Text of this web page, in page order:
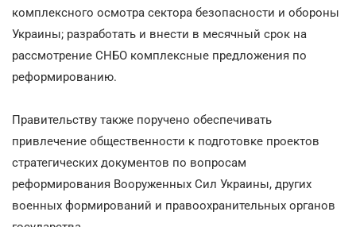
комплексного осмотра сектора безопасности и обороны
Украины; разработать и внести в месячный срок на
рассмотрение СНБО комплексные предложения по
реформированию.
Правительству также поручено обеспечивать
привлечение общественности к подготовке проектов
стратегических документов по вопросам
реформирования Вооруженных Сил Украины, других
военных формирований и правоохранительных органов